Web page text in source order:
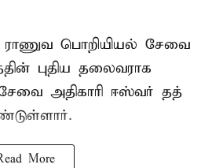
ராணுவ பொறியியல் சேவை
புதிய தலைவராக
அதிகாரி ஈஸ்வர் தத்
More